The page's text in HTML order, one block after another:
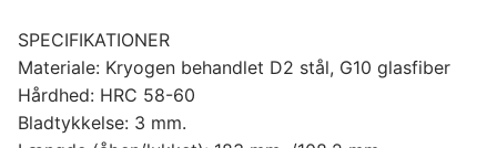
SPECIFIKATIONER
Materiale: Kryogen behandlet D2 stål, G10 glasfiber
Hårdhed: HRC 58-60
Bladtykkelse: 3 mm.